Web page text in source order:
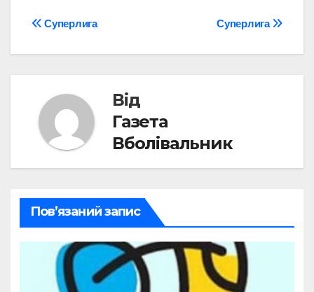
Навігація
записів
Суперлига
Суперлига
Від
Газета
Вболівальник
Пов’язаний запис